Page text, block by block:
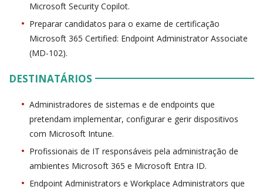
Microsoft Security Copilot.
Preparar candidatos para o exame de certificação
Microsoft 365 Certified: Endpoint Administrator Associate
(MD-102).
DESTINATÁRIOS
Administradores de sistemas e de endpoints que
pretendam implementar, configurar e gerir dispositivos
com Microsoft Intune.
Profissionais de IT responsáveis pela administração de
ambientes Microsoft 365 e Microsoft Entra ID.
Endpoint Administrators e Workplace Administrators que